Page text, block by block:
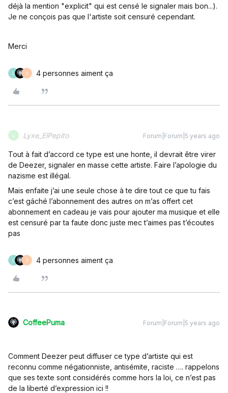
déjà la mention "explicit" qui est censé le signaler mais bon...).
Je ne conçois pas que l'artiste soit censuré cependant.
Merci
S 4 personnes aiment ça
Lyxe_ElPepito Forum|Forum|5 years ago
Tout à fait d’accord ce type est une honte, il devrait être virer
de Deezer, signaler en masse cette artiste. Faire l’apologie du
nazisme est illégal.
Mais enfaite j’ai une seule chose à te dire tout ce que tu fais
c’est gâché l’abonnement des autres on m’as offert cet
abonnement en cadeau je vais pour ajouter ma musique et elle
est censuré par ta faute donc juste mec t’aimes pas t’écoutes
pas
S 4 personnes aiment ça
CoffeePuma Forum|Forum|5 years ago
Comment Deezer peut diffuser ce type d’artiste qui est
reconnu comme négationniste, antisémite, raciste …. rappelons
que ses texte sont considérés comme hors la loi, ce n’est pas
de la liberté d’expression ici !!